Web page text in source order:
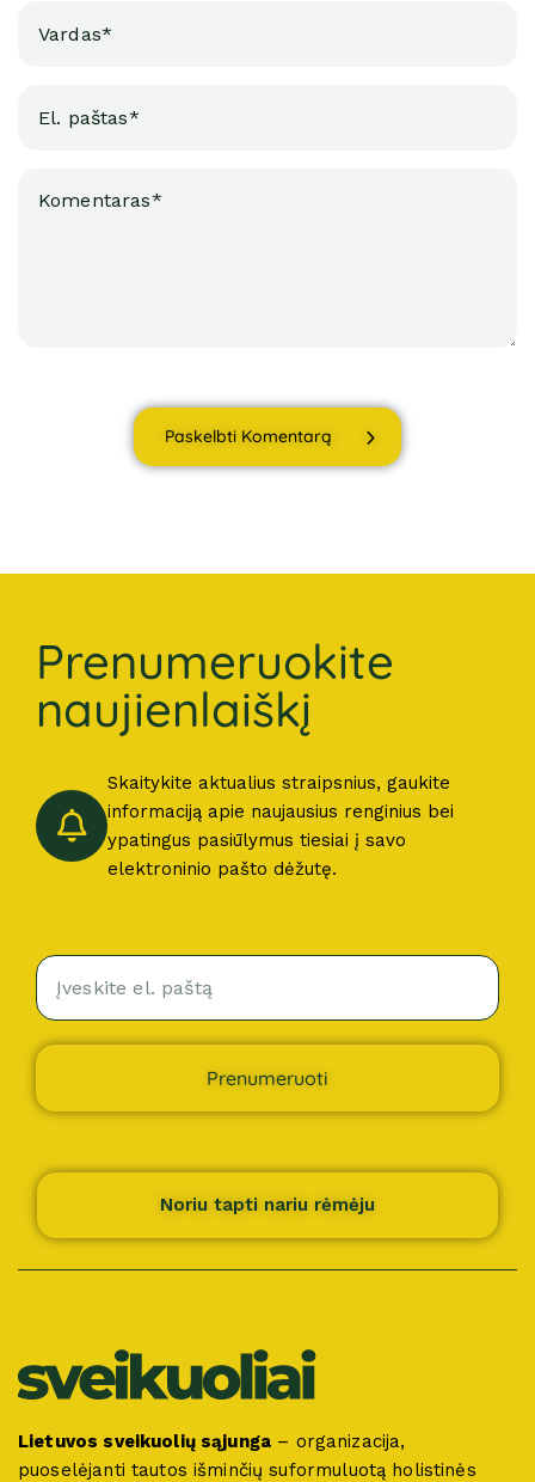
Paskelbti Komentarą
Prenumeruokite
naujienlaiškį
Skaitykite aktualius straipsnius, gaukite
informaciją apie naujausius renginius bei
ypatingus pasiūlymus tiesiai į savo
elektroninio pašto dėžutę.
Prenumeruoti
Noriu tapti nariu rėmėju
Lietuvos sveikuolių sąjunga – organizacija,
puoselėjanti tautos išminčių suformuluotą holistinės